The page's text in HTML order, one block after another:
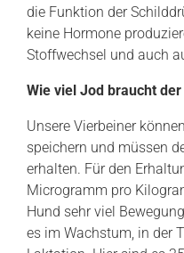
die Funktion der
keine Hormone
Stoffwechsel und auch
Wie viel Jod braucht
Unsere Vierbeiner
speichern und müssen
erhalten. Für den
Microgramm pro
Hund sehr viel
es im Wachstum, in der